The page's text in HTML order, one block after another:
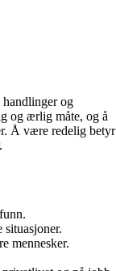
og
og ærlig måte, og å
Å være redelig betyr
mennesker.